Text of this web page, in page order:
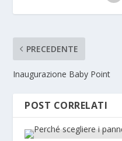
PRECEDENTE
Inaugurazione Baby Point
POST CORRELATI